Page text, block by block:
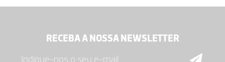
RECEBA A NOSSA NEWSLETTER